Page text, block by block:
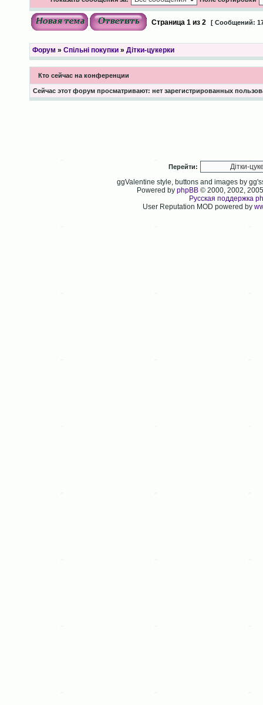
Страница 1из 2 [ Сообщений:
Форум » Спільні покупки» Дітки-цукерки
Кто сейчас на конференции
Сейчас этот форум просматривают: нет зарегистрированных
Перейти:
ggValentine style, buttons and images by
Powered byphpBB © 2000, 2002,
Русская поддержка
User Reputation MOD powered by